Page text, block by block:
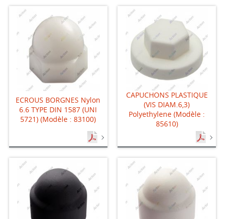
ECROUS BORGNES Nylon
6.6 TYPE DIN 1587 (UNI
5721) (Modèle : 83100)
CAPUCHONS PLASTIQUE
(VIS DIAM.6,3)
Polyethylene (Modèle :
85610)